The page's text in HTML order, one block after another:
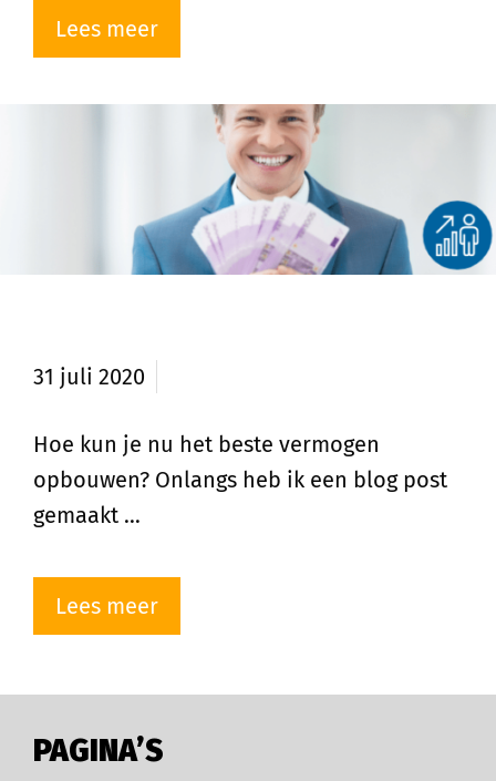
Lees meer
31 juli 2020
Hoe kun je nu het beste vermogen
opbouwen? Onlangs heb ik een blog post
gemaakt …
Lees meer
PAGINA’S